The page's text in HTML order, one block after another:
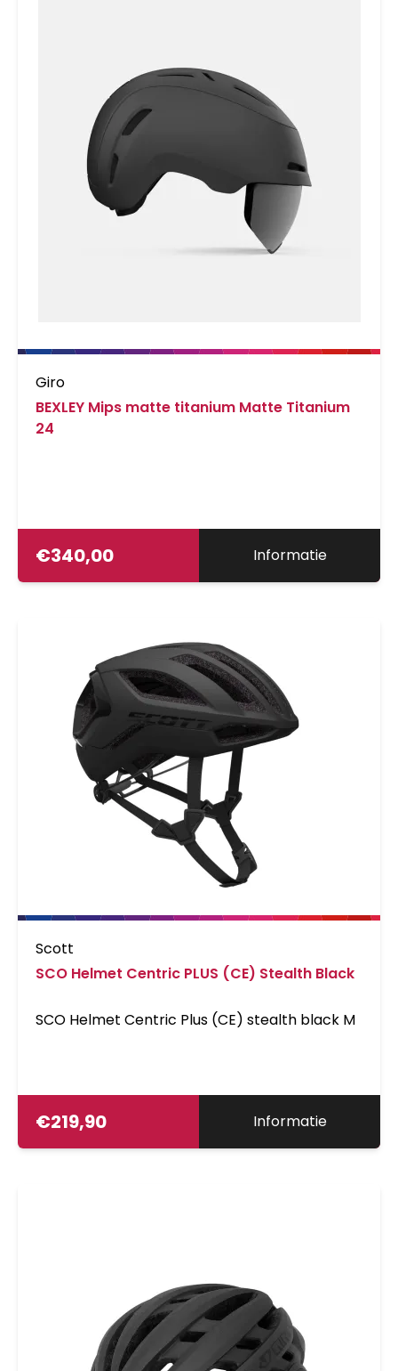
Giro
BEXLEY Mips matte titanium Matte Titanium
24
€340,00 Informatie
Scott
SCO Helmet Centric PLUS (CE) Stealth Black
SCO Helmet Centric Plus (CE) stealth black M
€219,90 Informatie